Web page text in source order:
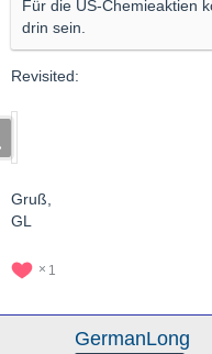
Für die US-Chemieaktien
drin sein.
Revisited:
Gruß,
GL
1
GermanLong